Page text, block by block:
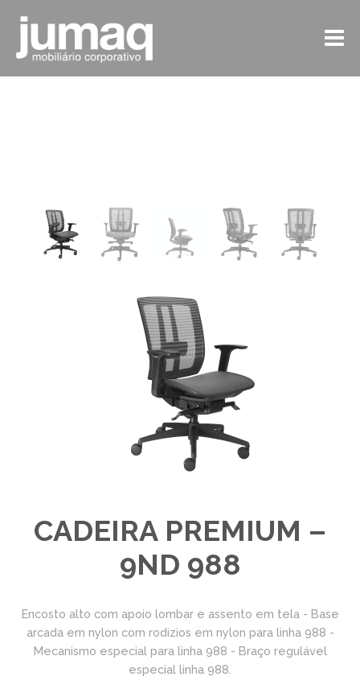
CADEIRA PREMIUM –
9ND 988
Encosto alto com apoio lombar e assento em tela - Base
arcada em nylon com rodizios em nylon para linha 988 -
Mecanismo especial para linha 988 - Braço regulável
especial linha 988.